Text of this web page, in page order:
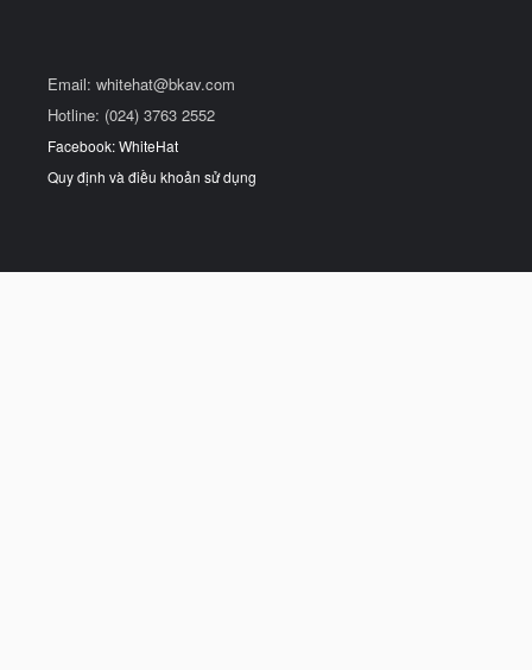
Email: whitehat@bkav.com
Hotline: (024) 3763 2552
Facebook: WhiteHat
Quy định và điều khoản sử dụng